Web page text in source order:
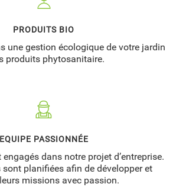
PRODUITS BIO
une gestion écologique de votre jardin
produits phytosanitaire.
EQUIPE PASSIONNÉE
dans notre projet d’entreprise.
planifiées afin de développer et
missions avec passion.